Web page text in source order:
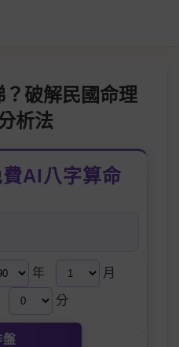
破解民國命理
析法
AI八字算命
年 月
分
盤